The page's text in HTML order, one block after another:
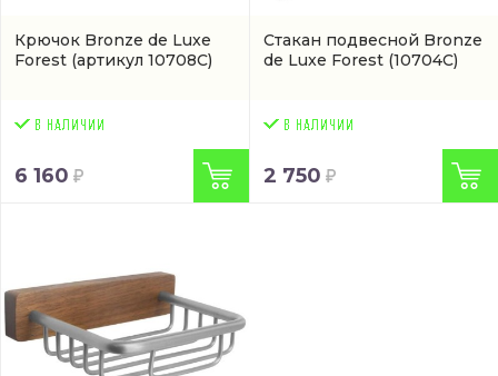
Крючок Bronze de Luxe
Forest (артикул 10708C)
6 160
Стакан подвесной Bronze
de Luxe Forest (10704C)
2 750